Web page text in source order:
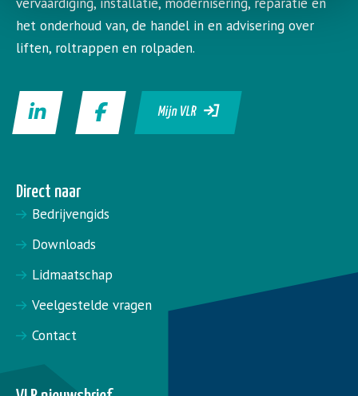
het onderhoud van, de handel in en advisering over
liften, roltrappen en rolpaden.
Mijn VLR
Direct naar
Bedrijvengids
Downloads
Lidmaatschap
Veelgestelde vragen
Contact